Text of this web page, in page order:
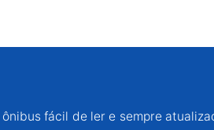
fácil de ler e sempre